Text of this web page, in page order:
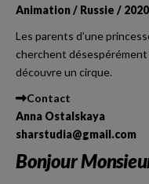
Animation / Russie /
Les parents d’une
cherchent désespérément
découvre un cirque.
Contact
Anna Ostalskaya
sharstudia@gmail.com
Bonjour